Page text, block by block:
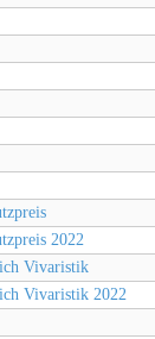
2022
Vivaristik
Vivaristik 2022